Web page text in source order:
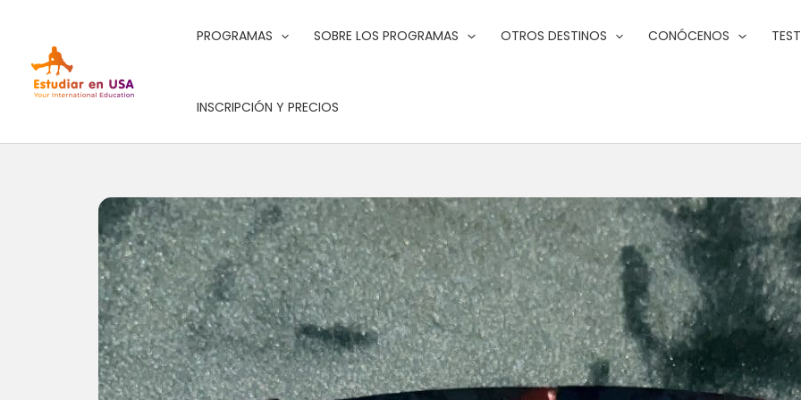
contenido
PROGRAMAS SOBRE LOS PROGRAMAS OTROS DESTINOS CONÓCENOS
INSCRIPCIÓN Y PRECIOS